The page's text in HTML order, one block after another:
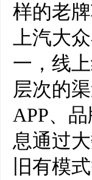
样的老
上汽大
一，线
层次的
APP、
息通过
旧有模